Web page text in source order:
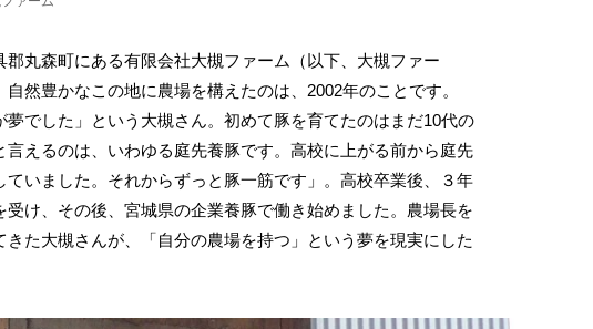
丸森町にある有限会社大槻ファーム（以下、大槻ファー
然豊かなこの地に農場を構えたのは、2002年のことです。
夢でした」という大槻さん。初めて豚を育てたのはまだ10代の
えるのは、いわゆる庭先養豚です。高校に上がる前から庭先
ていました。それからずっと豚一筋です」。高校卒業後、３年
け、その後、宮城県の企業養豚で働き始めました。農場長を
た大槻さんが、「自分の農場を持つ」という夢を現実にした